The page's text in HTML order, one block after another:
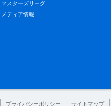
マスターズリーグ
メディア情報
プライバシーポリシー サイトマップ